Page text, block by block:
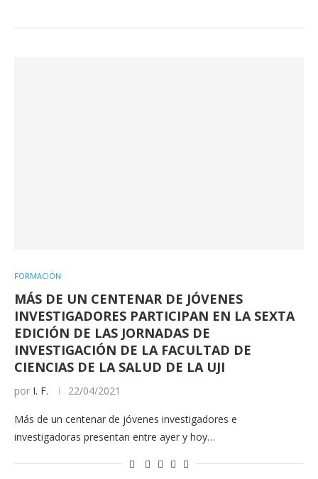
FORMACIÓN
MÁS DE UN CENTENAR DE JÓVENES
INVESTIGADORES PARTICIPAN EN LA SEXTA
EDICIÓN DE LAS JORNADAS DE
INVESTIGACIÓN DE LA FACULTAD DE
CIENCIAS DE LA SALUD DE LA UJI
por I. F. 22/04/2021
Más de un centenar de jóvenes investigadores e
investigadoras presentan entre ayer y hoy…